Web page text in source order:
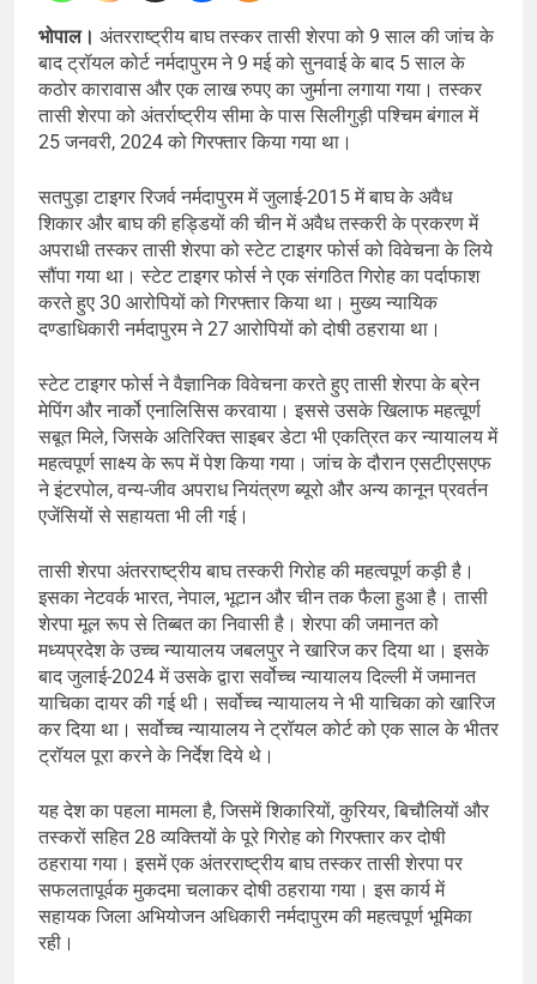
भोपाल। अंतरराष्ट्रीय बाघ तस्कर तासी शेरपा को 9 साल की जांच के
बाद ट्रॉयल कोर्ट नर्मदापुरम ने 9 मई को सुनवाई के बाद 5 साल के
कठोर कारावास और एक लाख रुपए का जुर्माना लगाया गया। तस्कर
तासी शेरपा को अंतर्राष्ट्रीय सीमा के पास सिलीगुड़ी पश्चिम बंगाल में
25 जनवरी, 2024 को गिरफ्तार किया गया था।
सतपुड़ा टाइगर रिजर्व नर्मदापुरम में जुलाई-2015 में बाघ के अवैध
शिकार और बाघ की हड्डियों की चीन में अवैध तस्करी के प्रकरण में
अपराधी तस्कर तासी शेरपा को स्टेट टाइगर फोर्स को विवेचना के लिये
सौंपा गया था। स्टेट टाइगर फोर्स ने एक संगठित गिरोह का पर्दाफाश
करते हुए 30 आरोपियों को गिरफ्तार किया था। मुख्य न्यायिक
दण्डाधिकारी नर्मदापुरम ने 27 आरोपियों को दोषी ठहराया था।
स्टेट टाइगर फोर्स ने वैज्ञानिक विवेचना करते हुए तासी शेरपा के ब्रेन
मेपिंग और नार्को एनालिसिस करवाया। इससे उसके खिलाफ महत्वूर्ण
सबूत मिले, जिसके अतिरिक्त साइबर डेटा भी एकत्रित कर न्यायालय में
महत्वपूर्ण साक्ष्य के रूप में पेश किया गया। जांच के दौरान एसटीएसएफ
ने इंटरपोल, वन्य-जीव अपराध नियंत्रण ब्यूरो और अन्य कानून प्रवर्तन
एजेंसियों से सहायता भी ली गई।
तासी शेरपा अंतरराष्ट्रीय बाघ तस्करी गिरोह की महत्वपूर्ण कड़ी है।
इसका नेटवर्क भारत, नेपाल, भूटान और चीन तक फैला हुआ है। तासी
शेरपा मूल रूप से तिब्बत का निवासी है। शेरपा की जमानत को
मध्यप्रदेश के उच्च न्यायालय जबलपुर ने खारिज कर दिया था। इसके
बाद जुलाई-2024 में उसके द्वारा सर्वोच्च न्यायालय दिल्ली में जमानत
याचिका दायर की गई थी। सर्वोच्च न्यायालय ने भी याचिका को खारिज
कर दिया था। सर्वोच्च न्यायालय ने ट्रॉयल कोर्ट को एक साल के भीतर
ट्रॉयल पूरा करने के निर्देश दिये थे।
यह देश का पहला मामला है, जिसमें शिकारियों, कुरियर, बिचौलियों और
तस्करों सहित 28 व्यक्तियों के पूरे गिरोह को गिरफ्तार कर दोषी
ठहराया गया। इसमें एक अंतरराष्ट्रीय बाघ तस्कर तासी शेरपा पर
सफलतापूर्वक मुकदमा चलाकर दोषी ठहराया गया। इस कार्य में
सहायक जिला अभियोजन अधिकारी नर्मदापुरम की महत्वपूर्ण भूमिका
रही।